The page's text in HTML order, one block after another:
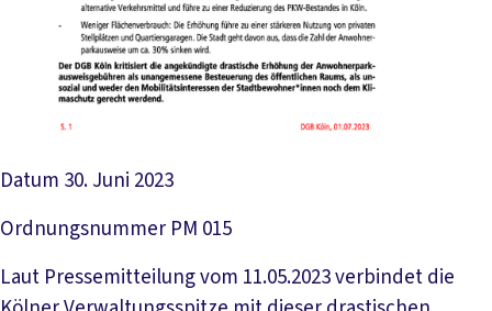
Datum 30. Juni 2023
Ordnungsnummer PM 015
Laut Pressemitteilung vom 11.05.2023 verbindet die